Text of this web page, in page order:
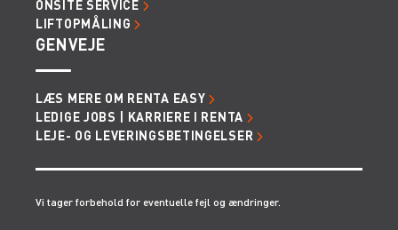
ONSITE SERVICE
LIFTOPMÅLING
GENVEJE
LÆS MERE OM RENTA EASY
LEDIGE JOBS | KARRIERE I RENTA
LEJE- OG LEVERINGSBETINGELSER
Vi tager forbehold for eventuelle fejl og ændringer.